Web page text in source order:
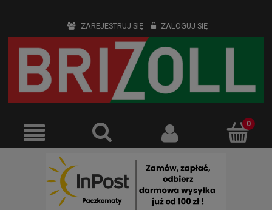
ZAREJESTRUJ SIĘ ZALOGUJ SIĘ